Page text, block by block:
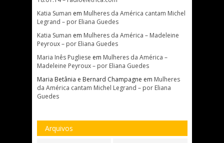
Katia Suman em Mulheres da América cantam Michel
Legrand – por Eliana Guedes
Katia Suman em Mulheres da América – Madeleine
Peyroux – por Eliana Guedes
Maria Inês Pugliese em Mulheres da América –
Madeleine Peyroux – por Eliana Guedes
Maria Betânia e Bernard Champagne em Mulheres
da América cantam Michel Legrand – por Eliana
Guedes
Arquivos